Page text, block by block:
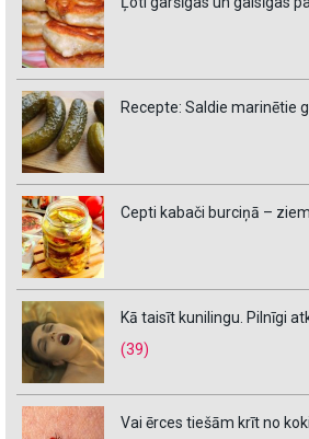
Recepte: Saldie marinētie
Cepti kabači burciņā –
Kā taisīt kunilingu. Pilnīgi
(39)
Vai ērces tiešām krīt no